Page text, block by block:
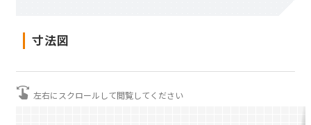
寸法図